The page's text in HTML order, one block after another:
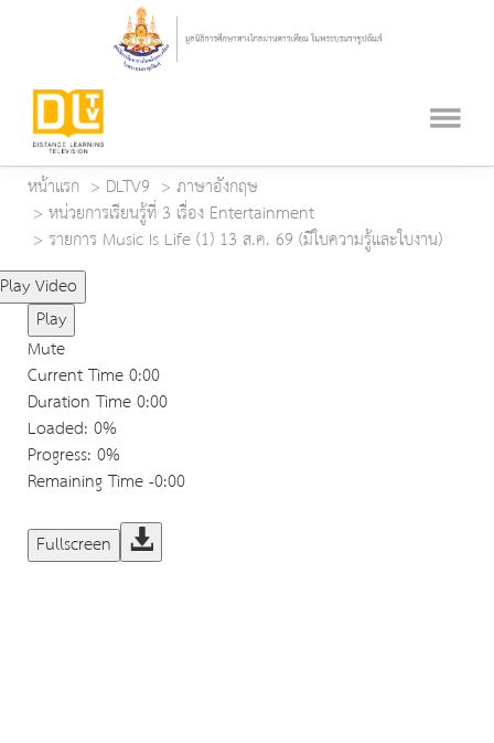
หน้าแรก DLTV9
ภาษาอังกฤษ
หน่วยการเรียนรู้ที่ 3 เรื่อง Entertainment
รายการ Music Is Life (1) 13 ส.ค. 69 (มีใบความรู้และใบงาน)
Play Video
Play
Mute
Current Time0:00
Duration Time0:00
Loaded: 0%
Progress: 0%
Remaining Time-0:00
Fullscreen